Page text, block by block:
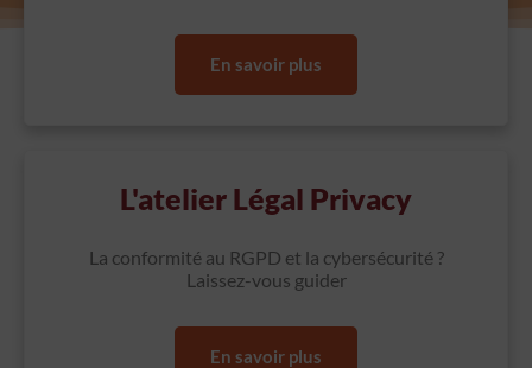
En savoir plus
L'atelier Légal Privacy
La conformité au RGPD et la cybersécurité ?
Laissez-vous guider
En savoir plus